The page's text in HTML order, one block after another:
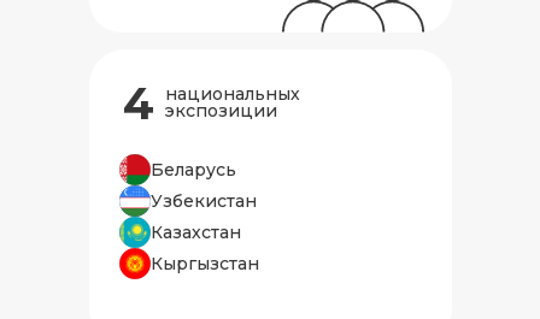
4 национальных
экспозиции
Беларусь
Узбекистан
Казахстан
Кыргызстан